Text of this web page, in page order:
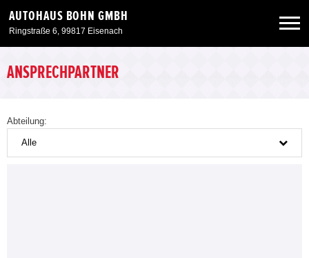
AUTOHAUS BOHN GMBH
Ringstraße 6, 99817 Eisenach
Neuwagen
ANSPRECHPARTNER
Abteilung:
Alle